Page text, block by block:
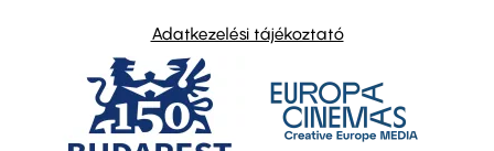
Adatkezelési tájékoztató